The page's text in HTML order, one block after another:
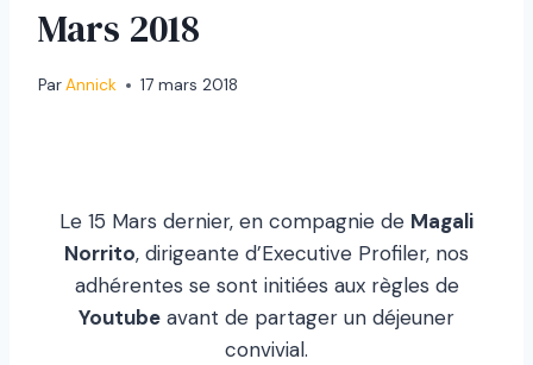
Mars 2018
ParAnnick 17 mars 2018
Le 15 Mars dernier, en compagnie de Magali
Norrito, dirigeante d’Executive Profiler, nos
adhérentes se sont initiées aux règles de
Youtube avant de partager un déjeuner
convivial.